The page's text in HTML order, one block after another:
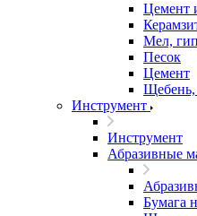
Цемент
Мел,
Песок
Цемент
Щебень,
Инструмент
Инструмент
Абразивные
Бумага